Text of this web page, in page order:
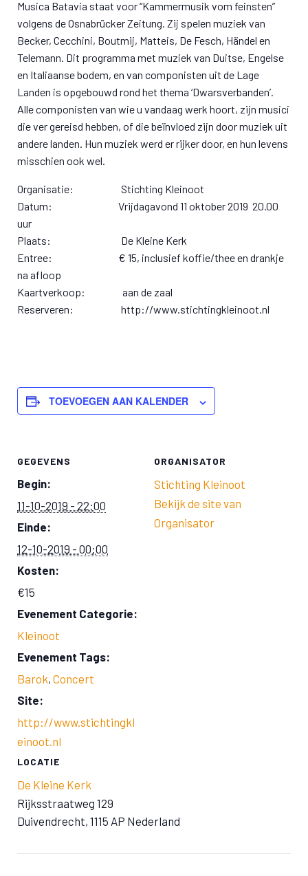
Musica Batavia staat voor “Kammermusik vom feinsten”
volgens de Osnabrücker Zeitung. Zij spelen muziek van
Becker, Cecchini, Boutmij, Matteis, De Fesch, Händel en
Telemann. Dit programma met muziek van Duitse, Engelse
en Italiaanse bodem, en van componisten uit de Lage
Landen is opgebouwd rond het thema ‘Dwarsverbanden’.
Alle componisten van wie u vandaag werk hoort, zijn musici
die ver gereisd hebben, of die beïnvloed zijn door muziek uit
andere landen. Hun muziek werd er rijker door, en hun levens
misschien ook wel.
Organisatie: Stichting Kleinoot
Datum: Vrijdagavond 11 oktober 2019 20.00
uur
Plaats: De Kleine Kerk
Entree: € 15, inclusief koffie/thee en drankje
na afloop
Kaartverkoop: aan de zaal
Reserveren: http://www.stichtingkleinoot.nl
TOEVOEGEN AAN KALENDER
GEGEVENS
Begin:
11-10-2019 - 22:00
Einde:
12-10-2019 - 00:00
Kosten:
€15
Evenement Categorie:
Kleinoot
Evenement Tags:
Barok, Concert
Site:
http://www.stichtingkl
einoot.nl
LOCATIE
De Kleine Kerk
Rijksstraatweg 129
Duivendrecht, 1115 AP Nederland
ORGANISATOR
Stichting Kleinoot
Bekijk de site van
Organisator